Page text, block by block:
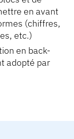
en avant
(chiffres,
etc.)
en back-
adopté par